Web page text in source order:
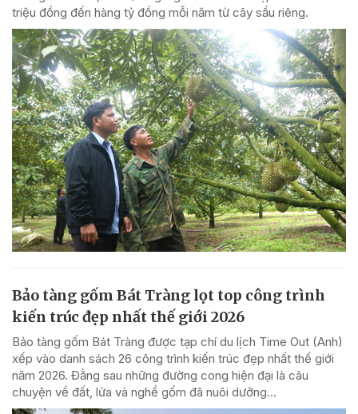
triệu đồng đến hàng tỷ đồng mỗi năm từ cây sầu riêng.
Bảo tàng gốm Bát Tràng lọt top công trình
kiến trúc đẹp nhất thế giới 2026
Bảo tàng gốm Bát Tràng được tạp chí du lịch Time Out (Anh)
xếp vào danh sách 26 công trình kiến trúc đẹp nhất thế giới
năm 2026. Đằng sau những đường cong hiện đại là câu
chuyện về đất, lửa và nghề gốm đã nuôi dưỡng...